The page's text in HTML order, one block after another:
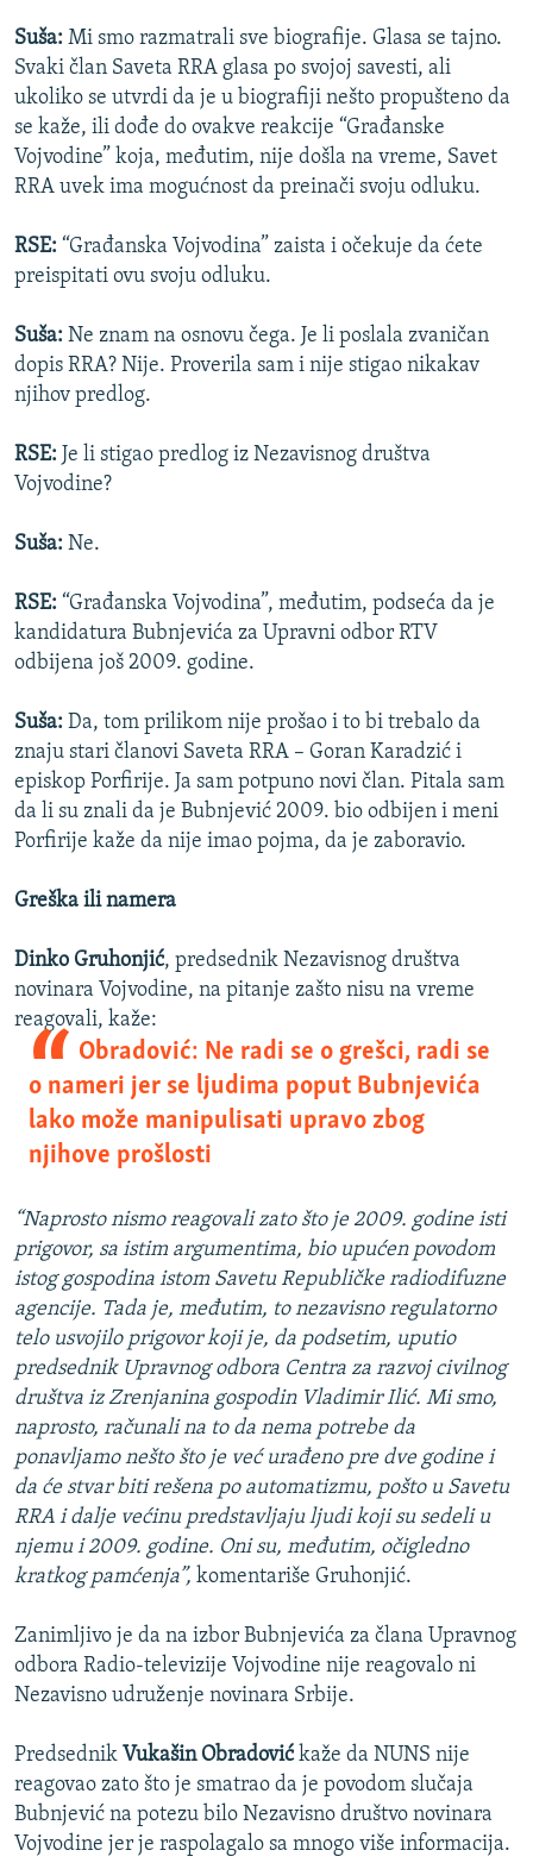
Suša: Mi smo razmatrali sve biografije. Glasa se tajno.
Svaki član Saveta RRA glasa po svojoj savesti, ali
ukoliko se utvrdi da je u biografiji nešto propušteno da
se kaže, ili dođe do ovakve reakcije “Građanske
Vojvodine” koja, međutim, nije došla na vreme, Savet
RRA uvek ima mogućnost da preinači svoju odluku.
RSE: “Građanska Vojvodina” zaista i očekuje da ćete
preispitati ovu svoju odluku.
Suša: Ne znam na osnovu čega. Je li poslala zvaničan
dopis RRA? Nije. Proverila sam i nije stigao nikakav
njihov predlog.
RSE: Je li stigao predlog iz Nezavisnog društva
Vojvodine?
Suša: Ne.
RSE: “Građanska Vojvodina”, međutim, podseća da je
kandidatura Bubnjevića za Upravni odbor RTV
odbijena još 2009. godine.
Suša: Da, tom prilikom nije prošao i to bi trebalo da
znaju stari članovi Saveta RRA – Goran Karadzić i
episkop Porfirije. Ja sam potpuno novi član. Pitala sam
da li su znali da je Bubnjević 2009. bio odbijen i meni
Porfirije kaže da nije imao pojma, da je zaboravio.
Greška ili namera
Dinko Gruhonjić, predsednik Nezavisnog društva
novinara Vojvodine, na pitanje zašto nisu na vreme
reagovali, kaže:
Obradović: Ne radi se o grešci, radi se
o nameri jer se ljudima poput Bubnjevića
lako može manipulisati upravo zbog
njihove prošlosti
“Naprosto nismo reagovali zato što je 2009. godine isti
prigovor, sa istim argumentima, bio upućen povodom
istog gospodina istom Savetu Republičke radiodifuzne
agencije. Tada je, međutim, to nezavisno regulatorno
telo usvojilo prigovor koji je, da podsetim, uputio
predsednik Upravnog odbora Centra za razvoj civilnog
društva iz Zrenjanina gospodin Vladimir Ilić. Mi smo,
naprosto, računali na to da nema potrebe da
ponavljamo nešto što je već urađeno pre dve godine i
da će stvar biti rešena po automatizmu, pošto u Savetu
RRA i dalje većinu predstavljaju ljudi koji su sedeli u
njemu i 2009. godine. Oni su, međutim, očigledno
kratkog pamćenja”, komentariše Gruhonjić.
Zanimljivo je da na izbor Bubnjevića za člana Upravnog
odbora Radio-televizije Vojvodine nije reagovalo ni
Nezavisno udruženje novinara Srbije.
Predsednik Vukašin Obradovićkaže da NUNS nije
reagovao zato što je smatrao da je povodom slučaja
Bubnjević na potezu bilo Nezavisno društvo novinara
Vojvodine jer je raspolagalo sa mnogo više informacija.